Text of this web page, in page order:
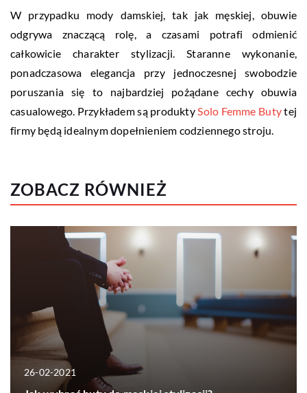
W przypadku mody damskiej, tak jak męskiej, obuwie
odgrywa znaczącą rolę, a czasami potrafi odmienić
całkowicie charakter stylizacji. Staranne wykonanie,
ponadczasowa elegancja przy jednoczesnej swobodzie
poruszania się to najbardziej pożądane cechy obuwia
casualowego. Przykładem są produkty Solo Femme Butytej
firmy będą idealnym dopełnieniem codziennego stroju.
ZOBACZ RÓWNIEŻ
26-02-2021